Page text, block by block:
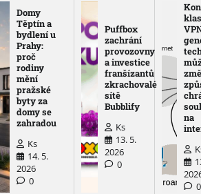
Domy
Těptín a
bydlení u
Prahy:
proč
rodiny
mění
pražské
byty za
domy se
zahradou
Ks
14. 5.
2026
0
Puffbox
zachrání
provozovny
a investice
franšízantů
zkrachovalé
sítě
Bubblify
Ks
13. 5.
2026
0
na
0